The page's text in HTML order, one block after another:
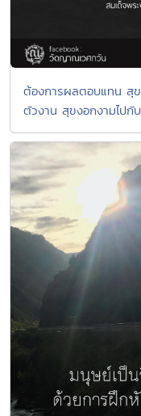
ต้องการผลตอบแทน สุข
ตัวงาน สุขงอกงามไปกั